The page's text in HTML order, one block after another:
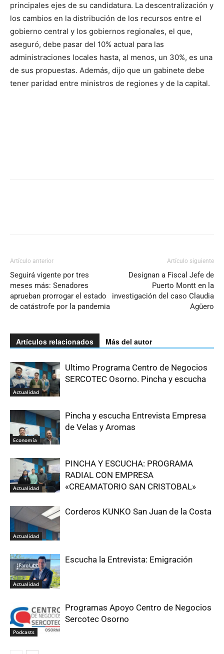
principales ejes de su candidatura. La descentralización y
los cambios en la distribución de los recursos entre el
gobierno central y los gobiernos regionales, el que,
aseguró, debe pasar del 10% actual para las
administraciones locales hasta, al menos, un 30%, es una
de sus propuestas. Además, dijo que un gabinete debe
tener paridad entre ministros de regiones y de la capital.
Artículo anterior
Seguirá vigente por tres
meses más: Senadores
aprueban prorrogar el estado
de catástrofe por la pandemia
Artículo siguiente
Designan a Fiscal Jefe de
Puerto Montt en la
investigación del caso Claudia
Agüero
Artículos relacionados Más del autor
Actualidad
Ultimo Programa Centro de Negocios
SERCOTEC Osorno. Pincha y escucha
Economía
Pincha y escucha Entrevista Empresa
de Velas y Aromas
Actualidad
PINCHA Y ESCUCHA: PROGRAMA
RADIAL CON EMPRESA
«CREAMATORIO SAN CRISTOBAL»
Actualidad
Corderos KUNKO San Juan de la Costa
Actualidad
Escucha la Entrevista: Emigración
Podcasts
Programas Apoyo Centro de Negocios
Sercotec Osorno